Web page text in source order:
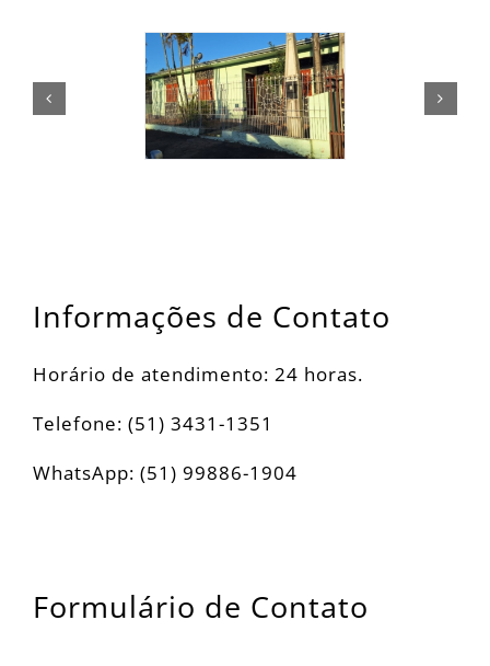
Informações de Contato
Horário de atendimento: 24 horas.
Telefone: (51) 3431-1351
WhatsApp: (51) 99886-1904
Formulário de Contato